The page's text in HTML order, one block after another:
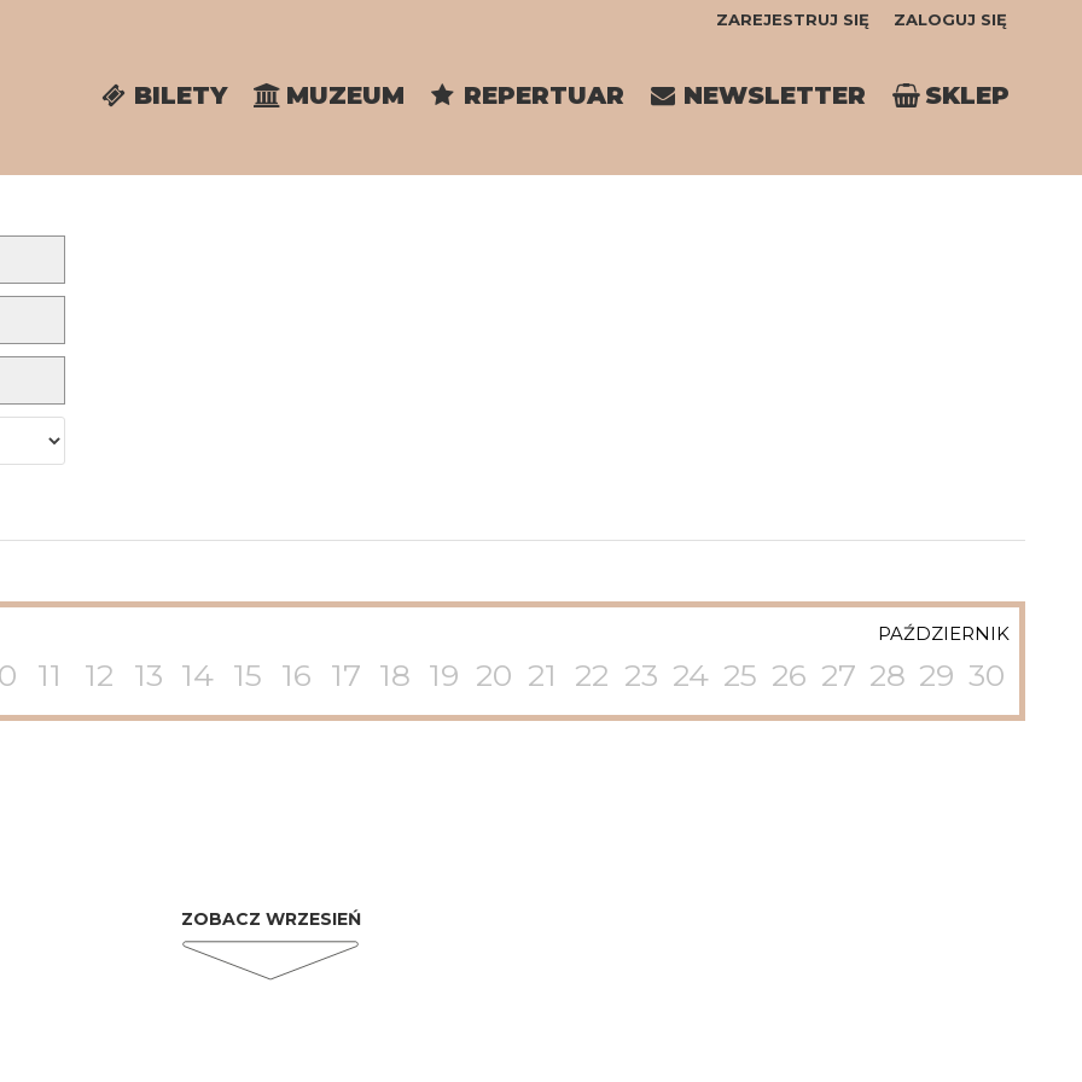
ZAREJESTRUJ SIĘ ZALOGUJ SIĘ
0,00
BILETY MUZEUM REPERTUAR NEWSLETTER SKLEP
PAŹDZIERNIK
11 12 13 14 15 16 17 18 19 20 21 22 23 24 25 26 27 28 29 30
ZOBACZ WRZESIEŃ